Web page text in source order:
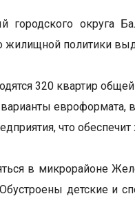
городского округа
жилищной политики
320 квартир
варианты
что
в микрорайоне
детские и